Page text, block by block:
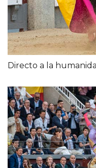
Directo a la